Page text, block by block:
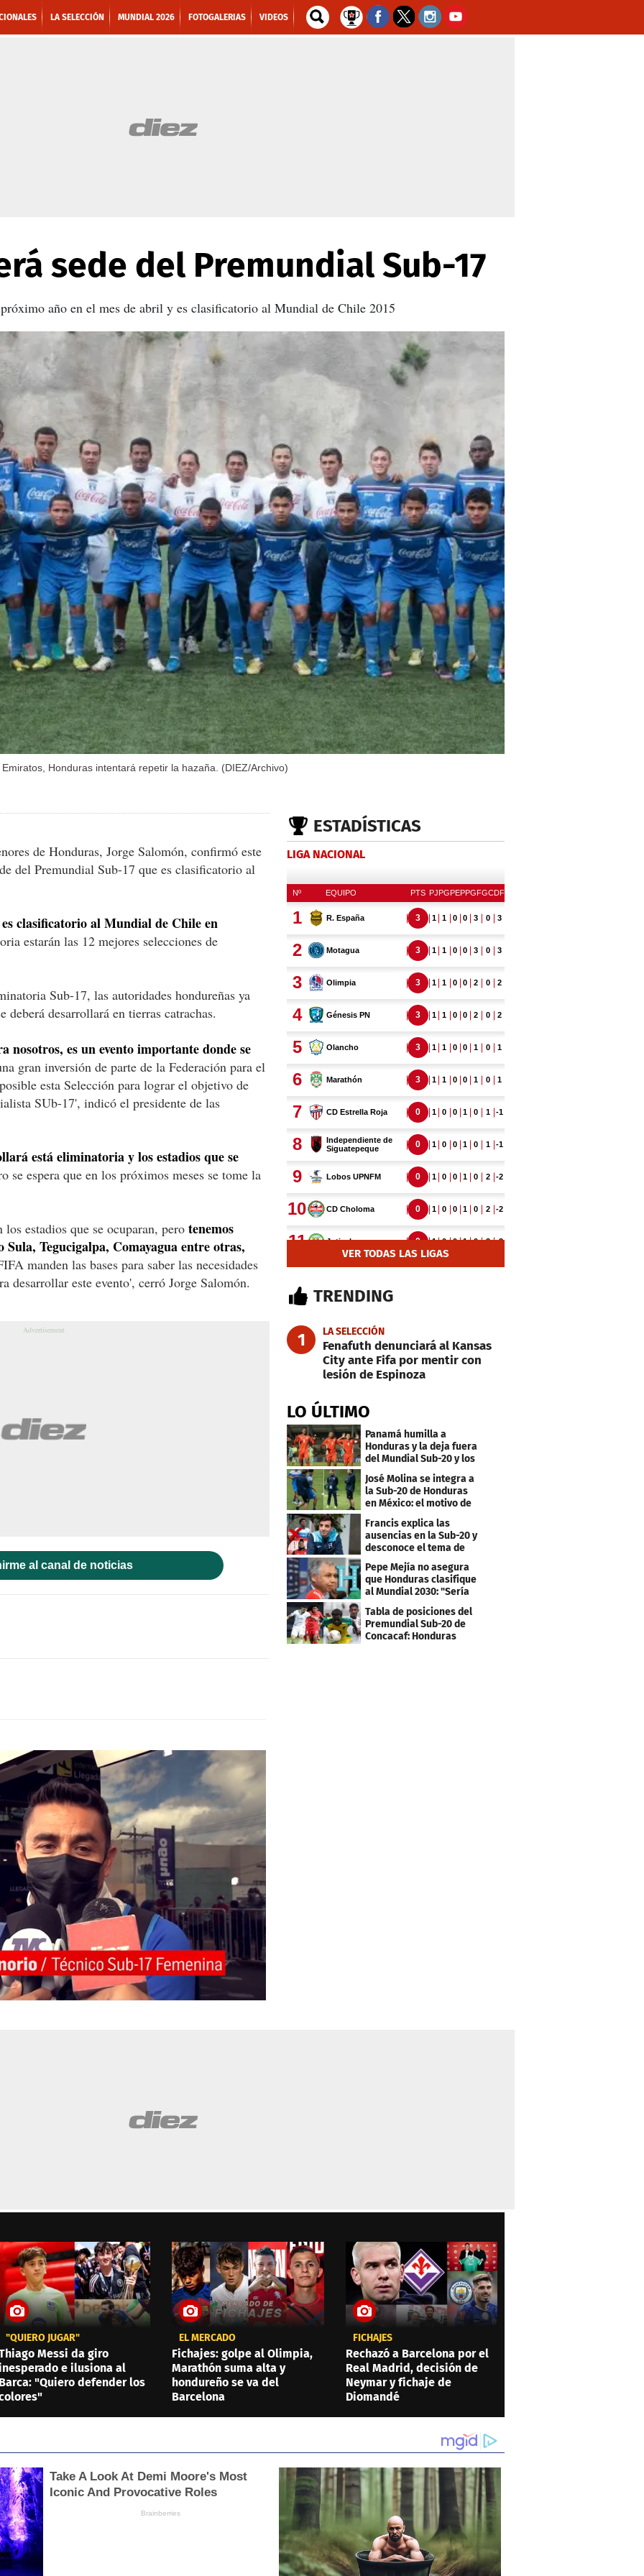
LA SELECCIÓN MUNDIAL 2026 FOTOGALERIAS VIDEOS
sede del Premundial Sub-17
año en el mes de abril y es clasificatorio al Mundial de Chile 2015
Honduras intentará repetir la hazaña. (DIEZ/Archivo)
de Honduras, Jorge Salomón, confirmó este
del Premundial Sub-17 que es clasificatorio al
clasificatorio al Mundial de Chile en
estarán las 12 mejores selecciones de
Sub-17, las autoridades hondureñas ya
deberá desarrollará en tierras catrachas.
nosotros, es un evento importante donde se
gran inversión de parte de la Federación para el
esta Selección para lograr el objetivo de
SUb-17', indicó el presidente de las
está eliminatoria y los estadios que se
se espera que en los próximos meses se tome la
estadios que se ocuparan, pero tenemos
Sula, Tegucigalpa, Comayagua entre otras,
manden las bases para saber las necesidades
desarrollar este evento', cerró Jorge Salomón.
al canal de noticias
ESTADÍSTICAS
LIGA NACIONAL
VER TODAS LAS LIGAS
TRENDING
1 LA SELECCIÓN
Fenafuth denunciará al Kansas
City ante Fifa por mentir con
lesión de Espinoza
LO ÚLTIMO
Panamá humilla a
Honduras y la deja fuera
del Mundial Sub-20 y los
Juegos Olímpicos
José Molina se integra a
la Sub-20 de Honduras
en México: el motivo de
su viaje
Francis explica las
ausencias en la Sub-20 y
desconoce el tema de
los tiktokers
Pepe Mejía no asegura
que Honduras clasifique
al Mundial 2030: "Sería
mentir"
Tabla de posiciones del
Premundial Sub-20 de
Concacaf: Honduras
"QUIERO JUGAR"
Messi da giro
e ilusiona al
"Quiero defender los
EL MERCADO
Fichajes: golpe al Olimpia,
Marathón suma alta y
hondureño se va del
Barcelona
FICHAJES
Rechazó a Barcelona por el
Real Madrid, decisión de
Neymar y fichaje de
Diomandé